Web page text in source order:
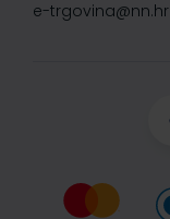
e-trgovina@nn.hr